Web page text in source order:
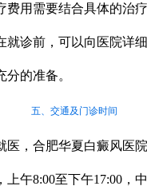
费用需要结合具体的治
就诊前，可以向医院详
的准备。
五、交通及门诊时间
医，合肥华夏白癜风医
午8:00至下午17:00，